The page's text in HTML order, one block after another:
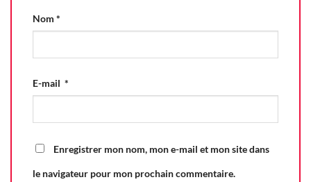
Nom *
E-mail *
Enregistrer mon nom, mon e-mail et mon site dans
le navigateur pour mon prochain commentaire.